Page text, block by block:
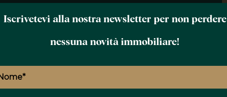
Iscrivetevi alla nostra newsletter per non perdere
nessuna novità immobiliare!